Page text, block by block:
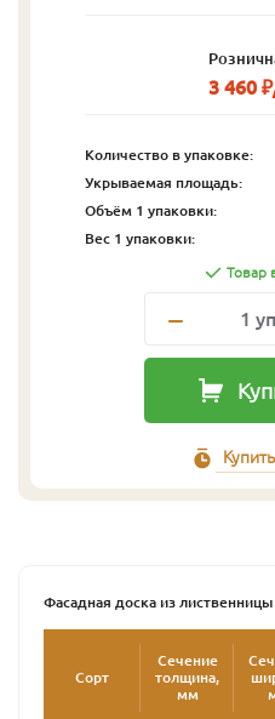
3 460
Количество в упаковке:
Укрываемая площадь:
Объём 1 упаковки:
Вес 1 упаковки:
Товар
1
Фасадная доска из
Сорт
Сечение
толщина,
мм